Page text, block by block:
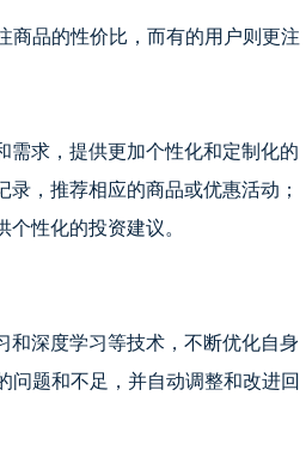
商品的性价比，而有的用户则更注
求，提供更加个性化和定制化的
，推荐相应的商品或优惠活动；
性化的投资建议。
和深度学习等技术，不断优化自身
问题和不足，并自动调整和改进回